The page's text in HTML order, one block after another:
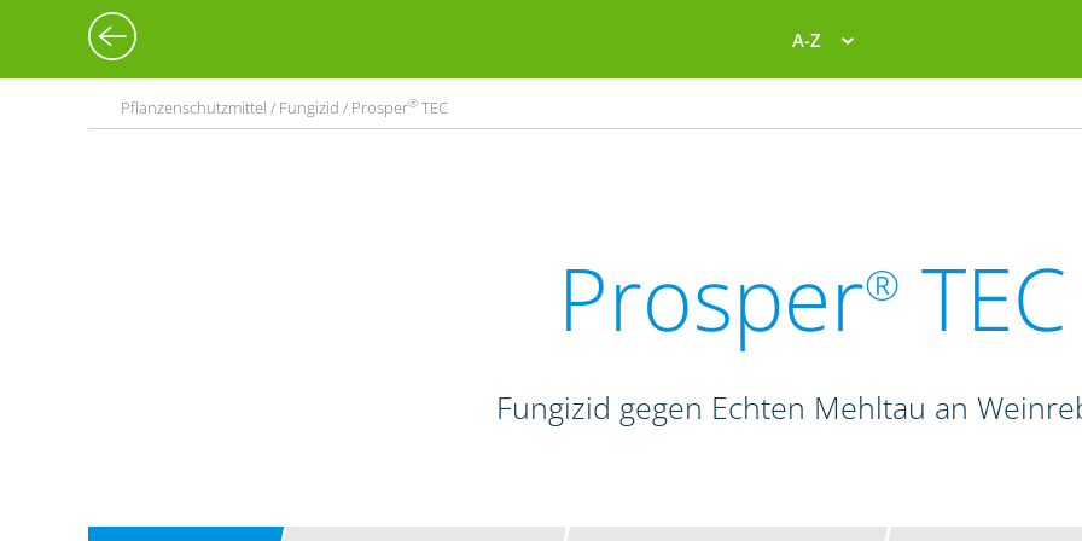
A-Z
Pflanzenschutzmittel / Fungizid / Prosper® TEC
Prosper® TEC
Fungizid gegen Echten Mehltau an